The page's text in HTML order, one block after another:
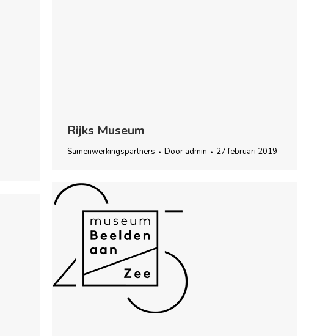
Rijks Museum
Samenwerkingspartners Door admin 27 februari 2019